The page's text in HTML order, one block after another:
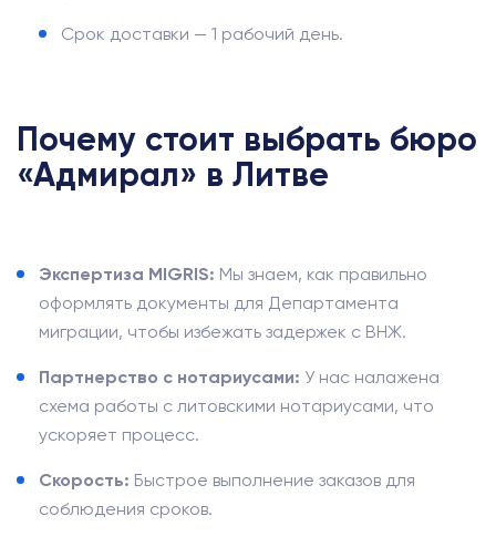
Срок доставки — 1 рабочий день.
Почему стоит выбрать бюро
«Адмирал» в Литве
Экспертиза MIGRIS: Мы знаем, как правильно
оформлять документы для Департамента
миграции, чтобы избежать задержек с ВНЖ.
Партнерство с нотариусами: У нас налажена
схема работы с литовскими нотариусами, что
ускоряет процесс.
Скорость: Быстрое выполнение заказов для
соблюдения сроков.